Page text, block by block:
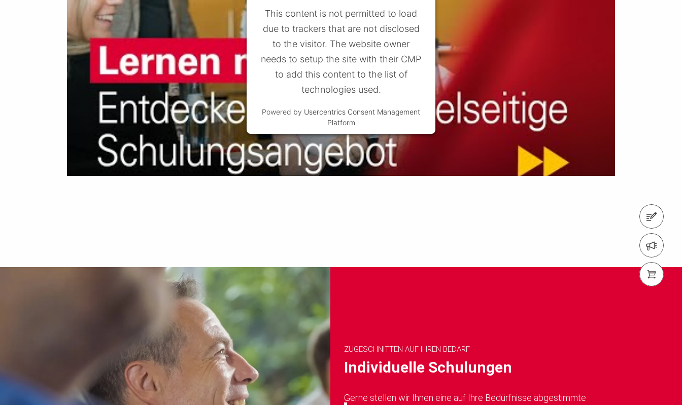
This content is not permitted to load
due to trackers that are not disclosed
to the visitor. The website owner
needs to setup the site with their CMP
to add this content to the list of
technologies used.
Powered by Usercentrics Consent Management
Platform
ZUGESCHNITTEN AUF IHREN BEDARF
Individuelle Schulungen
Gerne stellen wir Ihnen eine auf Ihre Bedürfnisse abgestimmte